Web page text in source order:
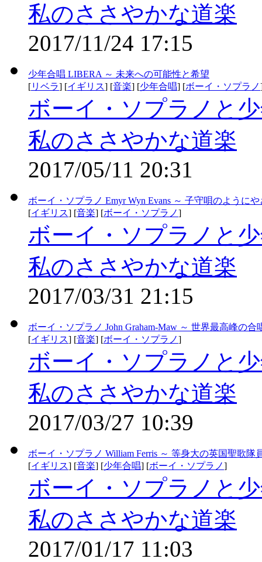
私のささやかな道楽
2017/11/24 17:15
少年合唱 LIBERA ～ 未来への可能性と希望
[リベラ] [イギリス] [音楽] [少年合唱] [ボーイ・ソプラノ
ボーイ・ソプラノと
私のささやかな道楽
2017/05/11 20:31
ボーイ・ソプラノ Emyr Wyn Evans ～ 子守唄のように
[イギリス] [音楽] [ボーイ・ソプラノ]
ボーイ・ソプラノと
私のささやかな道楽
2017/03/31 21:15
ボーイ・ソプラノ John Graham-Maw ～ 世界最高峰の
[イギリス] [音楽] [ボーイ・ソプラノ]
ボーイ・ソプラノと
私のささやかな道楽
2017/03/27 10:39
ボーイ・ソプラノ William Ferris ～ 等身大の英国聖歌隊
[イギリス] [音楽] [少年合唱] [ボーイ・ソプラノ]
ボーイ・ソプラノと
私のささやかな道楽
2017/01/17 11:03